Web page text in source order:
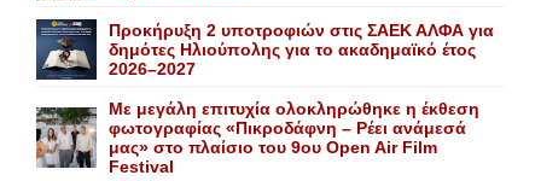
Προκήρυξη 2 υποτροφιών στις ΣΑΕΚ ΑΛΦΑ για
δημότες Ηλιούπολης για το ακαδημαϊκό έτος
2026–2027
Με μεγάλη επιτυχία ολοκληρώθηκε η έκθεση
φωτογραφίας «Πικροδάφνη – Ρέει ανάμεσά
μας» στο πλαίσιο του 9ου Open Air Film
Festival